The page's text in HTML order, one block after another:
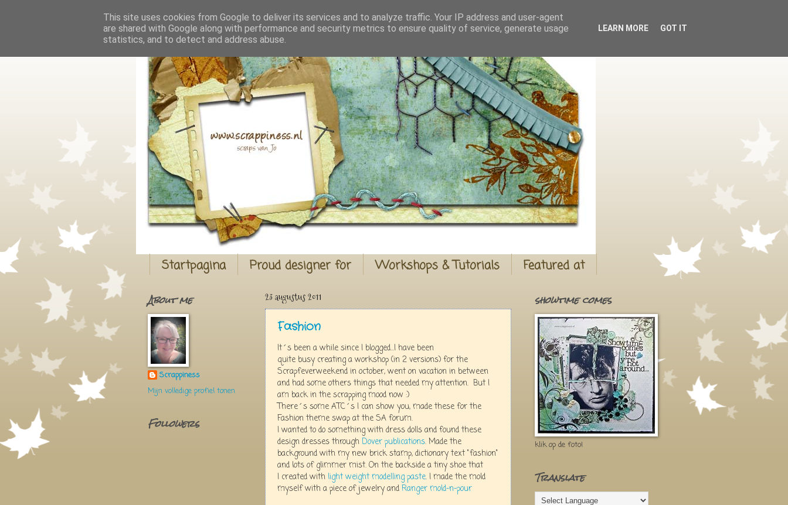
Startpagina Proud designer for Workshops & Tutorials Featured at
23 augustus 2011
Fashion
It´s been a while since I blogged...I have been
quite busy creating a workshop (in 2 versions) for the
Scrapfeverweekend in october, went on vacation in between
and had some others things that needed my attention. But I
am back in the scrapping mood now :)
There´s some ATC´s I can show you, made these for the
Fashion theme swap at the SA forum.
I wanted to do something with dress dolls and found these
design dresses throughDover publications. Made the
background with my new brick stamp, dictionary text "fashion"
and lots of glimmer mist. On the backside a tiny shoe that
I created with light weight modelling paste. I made the mold
myself with a piece of jewelry andRanger mold-n-pour
About me
Scrappiness
Mijn volledige profiel tonen
Followers
showtime comes
klik op de foto!
Translate
This site uses cookies from Google to deliver its services and to analyze traffic. Your IP address and user-agent
are shared with Google along with performance and security metrics to ensure quality of service, generate usage
statistics, and to detect and address abuse.
LEARN MORE GOT IT